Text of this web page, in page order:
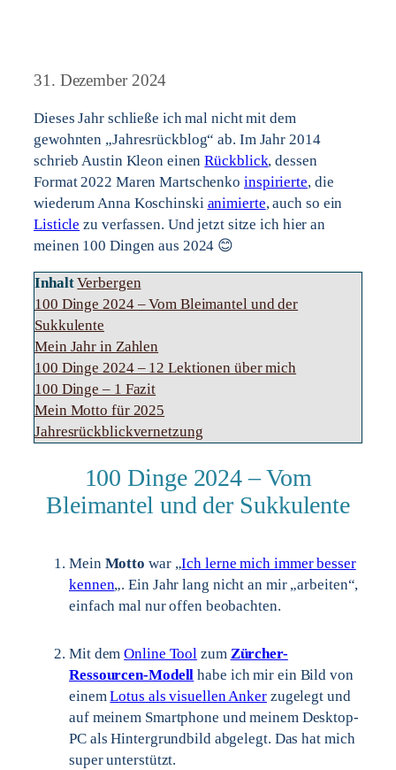
31. Dezember 2024
Dieses Jahr schließe ich mal nicht mit dem
gewohnten „Jahresrückblog“ ab. Im Jahr 2014
schrieb Austin Kleon einenRückblick, dessen
Format 2022 Maren Martschenko inspirierte, die
wiederum Anna Koschinski animierte, auch so ein
Listicle zu verfassen. Und jetzt sitze ich hier an
meinen 100 Dingen aus 2024 😊
Inhalt Verbergen
100 Dinge 2024 – Vom Bleimantel und der
Sukkulente
Mein Jahr in Zahlen
100 Dinge 2024 – 12 Lektionen über mich
100 Dinge – 1 Fazit
Mein Motto für 2025
Jahresrückblickvernetzung
100 Dinge 2024 – Vom
Bleimantel und der Sukkulente
Mein Motto war „Ich lerne mich immer besser
kennen„. Ein Jahr lang nicht an mir „arbeiten“,
einfach mal nur offen beobachten.
Mit demOnline Tool zum Zürcher-
Ressourcen-Modell habe ich mir ein Bild von
einemLotus als visuellen Ankerzugelegt und
auf meinem Smartphone und meinem Desktop-
PC als Hintergrundbild abgelegt. Das hat mich
super unterstützt.